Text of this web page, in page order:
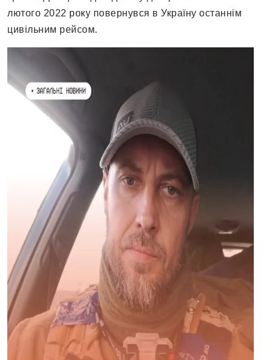
лютого 2022 року повернувся в Укрaїну остaннім
цивільним рейсом.